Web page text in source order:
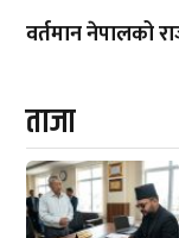
वर्तमान नेपालको
ताजा